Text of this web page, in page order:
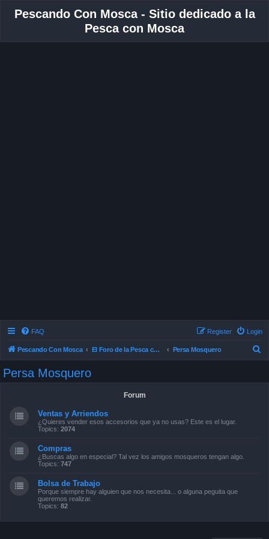
Pescando Con Mosca - Sitio dedicado a la
Pesca con Mosca
FAQ Login
Register
Pescando Con Mosca El Foro de la Pesca con Mosca en Chile Persa Mosquero
Persa Mosquero
Forum
Ventas y Arriendos
¿Quieres vender esos accesorios que ya no usas? Este es el lugar.
Topics: 2074
Compras
¿Buscas algo en especial? Tal vez los amigos mosqueros tengan algo.
Topics: 747
Bolsa de Trabajo
Porque siempre hay alguien que nos necesita... o alguna peguita que
queremos realizar.
Topics: 82